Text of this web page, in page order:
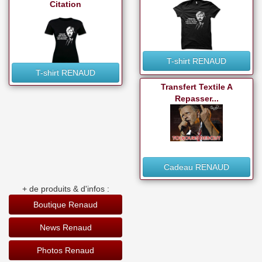
Citation
T-shirt RENAUD
T-shirt RENAUD
Transfert Textile A
Repasser...
Cadeau RENAUD
+ de produits & d'infos :
Boutique Renaud
News Renaud
Photos Renaud